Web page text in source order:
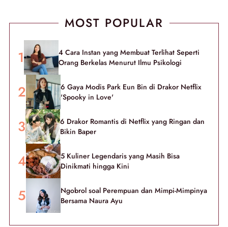
MOST POPULAR
4 Cara Instan yang Membuat Terlihat Seperti
Orang Berkelas Menurut Ilmu Psikologi
6 Gaya Modis Park Eun Bin di Drakor Netflix
'Spooky in Love'
6 Drakor Romantis di Netflix yang Ringan dan
Bikin Baper
5 Kuliner Legendaris yang Masih Bisa
Dinikmati hingga Kini
Ngobrol soal Perempuan dan Mimpi-Mimpinya
Bersama Naura Ayu